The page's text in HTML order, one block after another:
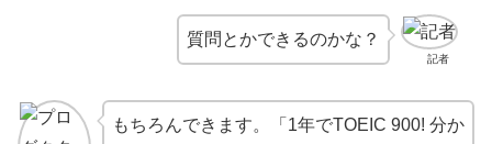
記者
質問とかできるのかな？
もちろんできます。「1年でTOEIC 900! 分か